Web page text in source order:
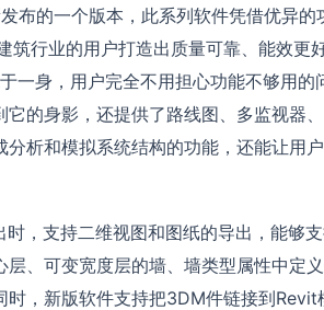
布的一个版本，此系列软件凭借优异的
筑行业的用户打造出质量可靠、能效更
身，用户完全不用担心功能不够用的
的身影，还提供了路线图、多监视器
析和模拟系统结构的功能，还能让用
，支持二维视图和图纸的导出，能够
、可变宽度层的墙、墙类型属性中定
，新版软件支持把3DM件链接到Revit